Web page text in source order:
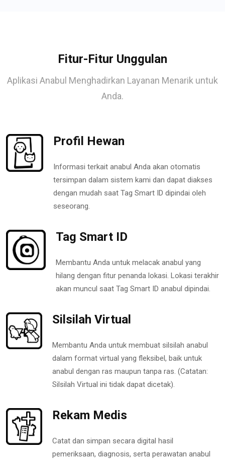
Fitur-Fitur Unggulan
Aplikasi Anabul Menghadirkan Layanan Menarik untuk
Anda.
Profil Hewan
Informasi terkait anabul Anda akan otomatis
tersimpan dalam sistem kami dan dapat diakses
dengan mudah saat Tag Smart ID dipindai oleh
seseorang.
Tag Smart ID
Membantu Anda untuk melacak anabul yang
hilang dengan fitur penanda lokasi. Lokasi terakhir
akan muncul saat Tag Smart ID anabul dipindai.
Silsilah Virtual
Membantu Anda untuk membuat silsilah anabul
dalam format virtual yang fleksibel, baik untuk
anabul dengan ras maupun tanpa ras. (Catatan:
Silsilah Virtual ini tidak dapat dicetak).
Rekam Medis
Catat dan simpan secara digital hasil
pemeriksaan, diagnosis, serta perawatan anabul